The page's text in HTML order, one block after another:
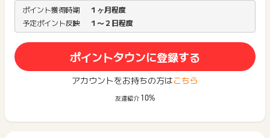
ポイント獲得時期
１ヶ月程度
予定ポイント反映
１〜２日程度
ポイントタウンに登録する
アカウントをお持ちの方はこちら
友達紹介 10%